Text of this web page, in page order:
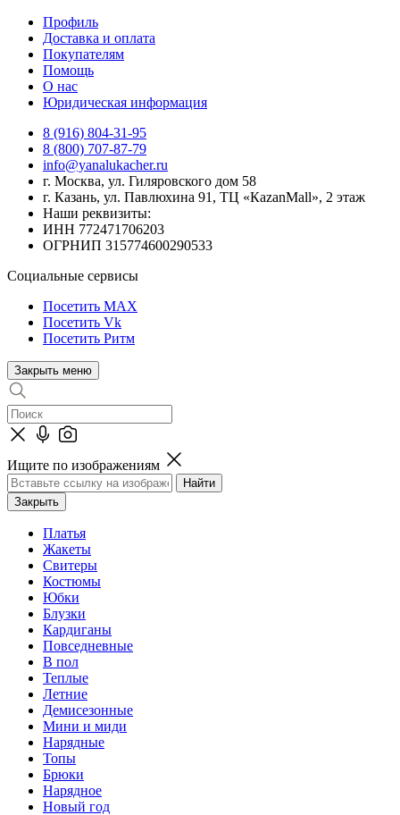
Профиль
Доставка и оплата
Покупателям
Помощь
О нас
Юридическая информация
8 (916) 804-31-95
8 (800) 707-87-79
info@yanalukacher.ru
г. Москва, ул. Гиляровского дом 58
г. Казань, ул. Павлюхина 91, ТЦ «КazanMall», 2 этаж
Наши реквизиты:
ИНН 772471706203
ОГРНИП 315774600290533
Социальные сервисы
Посетить MAX
Посетить Vk
Посетить Ритм
Закрыть меню
Ищите по изображениям
Закрыть
Платья
Жакеты
Свитеры
Костюмы
Юбки
Блузки
Кардиганы
Повседневные
В пол
Теплые
Летние
Демисезонные
Мини и миди
Нарядные
Топы
Брюки
Нарядное
Новый год